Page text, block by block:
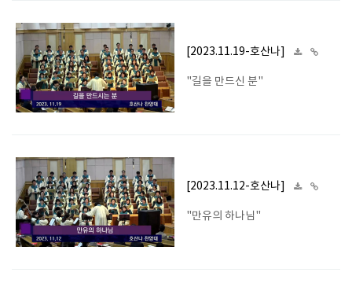
[2023.11.19-호산나]
"길을 만드신 분"
[2023.11.12-호산나]
"만유의 하나님"